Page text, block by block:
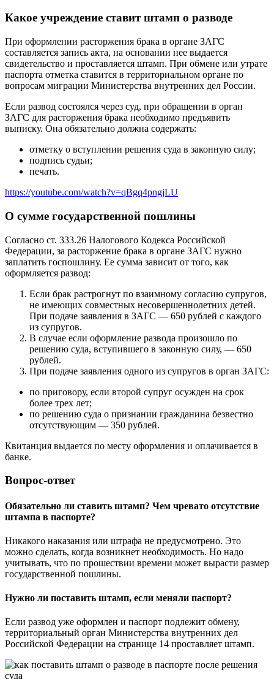
Какое учреждение ставит штамп о разводе
При оформлении расторжения брака в органе ЗАГС
составляется запись акта, на основании нее выдается
свидетельство и проставляется штамп. При обмене или утрате
паспорта отметка ставится в территориальном органе по
вопросам миграции Министерства внутренних дел России.
Если развод состоялся через суд, при обращении в орган
ЗАГС для расторжения брака необходимо предъявить
выписку. Она обязательно должна содержать:
отметку о вступлении решения суда в законную силу;
подпись судьи;
печать.
https://youtube.com/watch?v=qBgq4pngjLU
О сумме государственной пошлины
Согласно ст. 333.26 Налогового Кодекса Российской
Федерации, за расторжение брака в органе ЗАГС нужно
заплатить госпошлину. Ее сумма зависит от того, как
оформляется развод:
Если брак растрогнут по взаимному согласию супругов,
не имеющих совместных несовершеннолетних детей.
При подаче заявления в ЗАГС — 650 рублей с каждого
из супругов.
В случае если оформление развода произошло по
решению суда, вступившего в законную силу, — 650
рублей.
При подаче заявления одного из супругов в орган ЗАГС:
по приговору, если второй супруг осужден на срок
более трех лет;
по решению суда о признании гражданина безвестно
отсутствующим — 350 рублей.
Квитанция выдается по месту оформления и оплачивается в
банке.
Вопрос-ответ
Обязательно ли ставить штамп? Чем чревато отсутствие
штампа в паспорте?
Никакого наказания или штрафа не предусмотрено. Это
можно сделать, когда возникнет необходимость. Но надо
учитывать, что по прошествии времени может вырасти размер
государственной пошлины.
Нужно ли поставить штамп, если меняли паспорт?
Если развод уже оформлен и паспорт подлежит обмену,
территориальный орган Министерства внутренних дел
Российской Федерации на странице 14 проставляет штамп.